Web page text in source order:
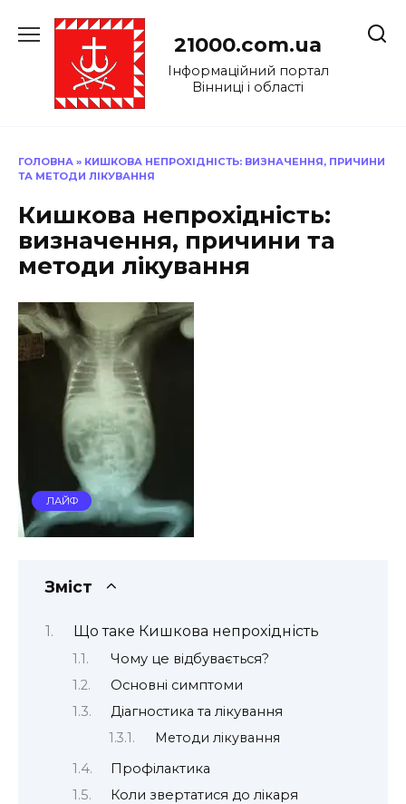
до
21000.com.ua
Інформаційний портал
Вінниці і області
ГОЛОВНА » КИШКОВА НЕПРОХІДНІСТЬ: ВИЗНАЧЕННЯ, ПРИЧИНИ
ТА МЕТОДИ ЛІКУВАННЯ
Кишкова непрохідність:
визначення, причини та
методи лікування
ЛАЙФ
Зміст
Що таке Кишкова непрохідність
Чому це відбувається?
Основні симптоми
Діагностика та лікування
Методи лікування
Профілактика
Коли звертатися до лікаря